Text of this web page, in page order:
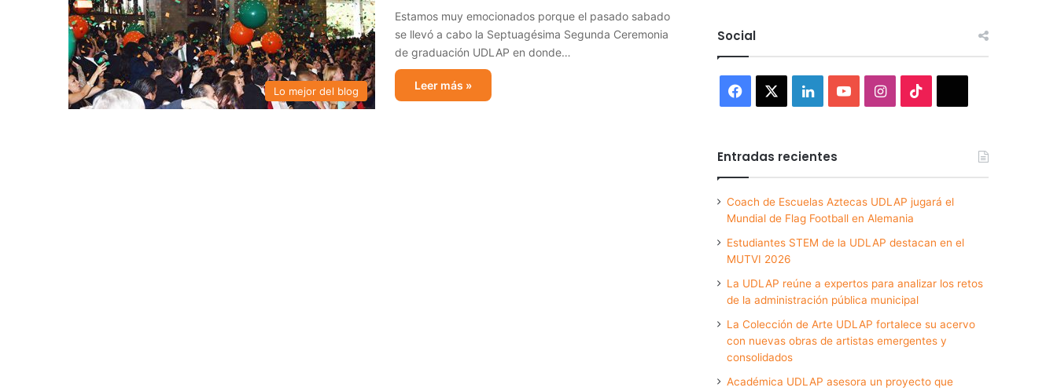
Lo mejor del blog
Estamos muy emocionados porque el pasado sabado
se llevó a cabo la Septuagésima Segunda Ceremonia
de graduación UDLAP en donde…
Leer más »
Social
Facebook LinkedInYouTubeInstagram
Entradas recientes
Coach de Escuelas Aztecas UDLAP jugará el
Mundial de Flag Football en Alemania
Estudiantes STEM de la UDLAP destacan en el
MUTVI 2026
La UDLAP reúne a expertos para analizar los retos
de la administración pública municipal
La Colección de Arte UDLAP fortalece su acervo
con nuevas obras de artistas emergentes y
consolidados
Académica UDLAP asesora un proyecto que